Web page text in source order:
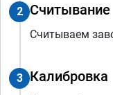
2 Считывание
Считываем
3 Калибровка